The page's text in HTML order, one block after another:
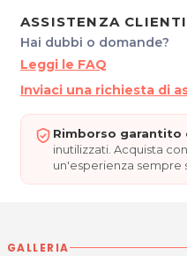
Per ulteriori informazioni
ASSISTENZA CLIENTI
Hai dubbi o domande?
Leggi le FAQ
Inviaci una richiesta di
Rimborso garantito
inutilizzati. Acquista
un'esperienza sempre
GALLERIA